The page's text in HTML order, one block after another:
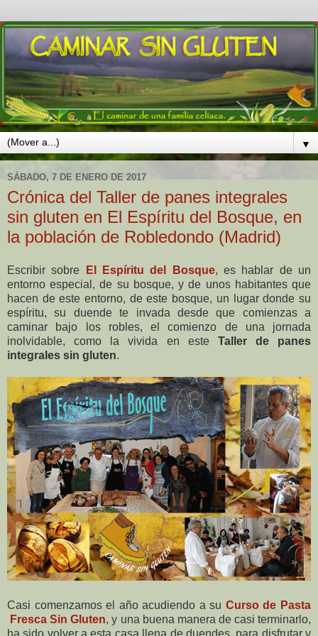
▼
SÁBADO, 7 DE ENERO DE 2017
Crónica del Taller de panes integrales
sin gluten en El Espíritu del Bosque, en
la población de Robledondo (Madrid)
Escribir sobre El Espíritu del Bosque, es hablar de un
entorno especial, de su bosque, y de unos habitantes que
hacen de este entorno, de este bosque, un lugar donde su
espíritu, su duende te invada desde que comienzas a
caminar bajo los robles, el comienzo de una jornada
inolvidable, como la vivida en este Taller de panes
integrales sin gluten.
Casi comenzamos el año acudiendo a su Curso de Pasta
Fresca Sin Gluten, y una buena manera de casi terminarlo,
ha sido volver a esta casa llena de duendes, para disfrutar y